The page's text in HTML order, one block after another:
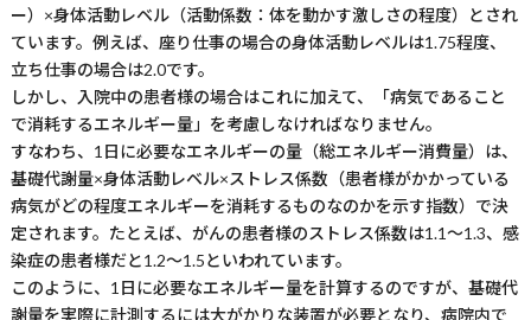
ー）×身体活動レベル（活動係数：体を動かす激しさの程度）とされ
ています。例えば、座り仕事の場合の身体活動レベルは1.75程度、
立ち仕事の場合は2.0です。
しかし、入院中の患者様の場合はこれに加えて、「病気であること
で消耗するエネルギー量」を考慮しなければなりません。
すなわち、1日に必要なエネルギーの量（総エネルギー消費量）は、
基礎代謝量×身体活動レベル×ストレス係数（患者様がかかっている
病気がどの程度エネルギーを消耗するものなのかを示す指数）で決
定されます。たとえば、がんの患者様のストレス係数は1.1〜1.3、感
染症の患者様だと1.2〜1.5といわれています。
このように、1日に必要なエネルギー量を計算するのですが、基礎代
謝量を実際に計測するには大がかりな装置が必要となり、病院内で